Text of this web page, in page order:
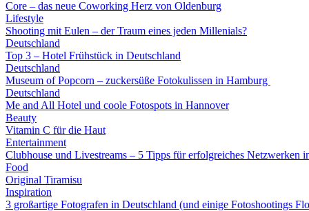
Core – das neue Coworking Herz von Oldenburg
Lifestyle
Shooting mit Eulen – der Traum eines jeden Millenials?
Deutschland
Top 3 – Hotel Frühstück in Deutschland
Deutschland
Museum of Popcorn – zuckersüße Fotokulissen in Hamburg
Deutschland
Me and All Hotel und coole Fotospots in Hannover
Beauty
Vitamin C für die Haut
Entertainment
Clubhouse und Livestreams – 5 Tipps für erfolgreiches Netzwerken
Food
Original Tiramisu
Inspiration
3 großartige Fotografen in Deutschland (und einige Fotoshootings